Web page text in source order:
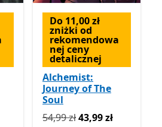
teraz 27,59 zł
Do 11,00 zł
zniżki od
rekomendowa
nej ceny
detalicznej
Alchemist:
Journey of The
Soul
Pierwotnie 54,99 zł teraz
54,99 zł43,99 zł